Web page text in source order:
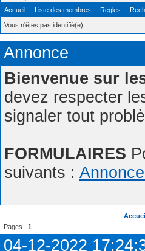
Accueil Liste des membres Règles
Vous n'êtes pas identifié(e).
Annonce
Bienvenue sur
devez respecter
signaler tout
FORMULAIRES
suivants :
Pages : 1
04-12-2022